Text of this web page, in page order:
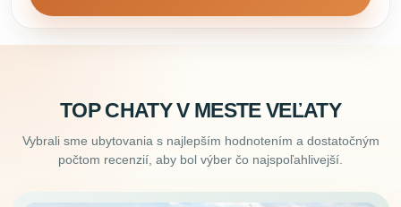
TOP CHATY V MESTE VEĽATY
Vybrali sme ubytovania s najlepším hodnotením a dostatočným
počtom recenzií, aby bol výber čo najspoľahlivejší.